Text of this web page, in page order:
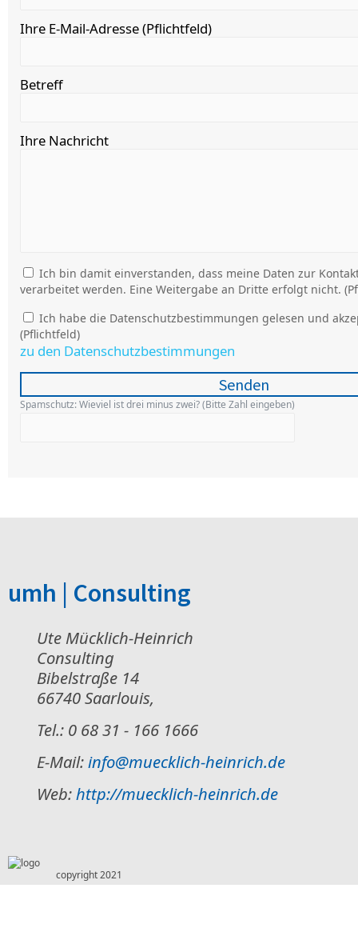
Ihre E-Mail-Adresse (Pflichtfeld)
Betreff
Ihre Nachricht
Ich bin damit einverstanden, dass meine Daten zur
verarbeitet werden. Eine Weitergabe an Dritte erfolgt nicht.
Ich habe die Datenschutzbestimmungen gelesen und
(Pflichtfeld)
zu den Datenschutzbestimmungen
Spamschutz: Wieviel ist drei minus zwei? (Bitte Zahl eingeben)
umh | Consulting
Ute Mücklich-Heinrich
Consulting
Bibelstraße 14
66740 Saarlouis,
Tel.: 0 68 31 - 166 1666
E-Mail:info@muecklich-heinrich.de
Web:http://muecklich-heinrich.de
copyright 2021